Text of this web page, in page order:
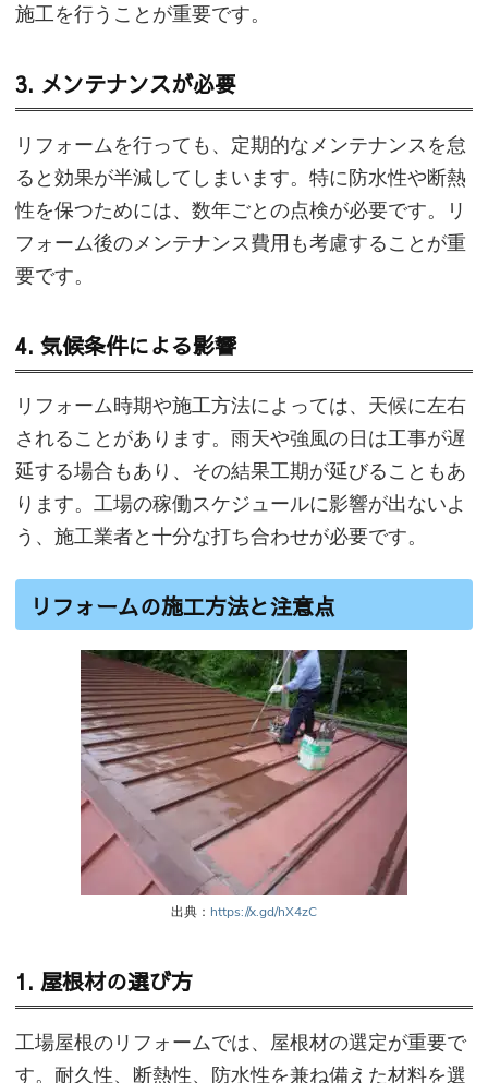
施工を行うことが重要です。
3. メンテナンスが必要
リフォームを行っても、定期的なメンテナンスを怠
ると効果が半減してしまいます。特に防水性や断熱
性を保つためには、数年ごとの点検が必要です。リ
フォーム後のメンテナンス費用も考慮することが重
要です。
4. 気候条件による影響
リフォーム時期や施工方法によっては、天候に左右
されることがあります。雨天や強風の日は工事が遅
延する場合もあり、その結果工期が延びることもあ
ります。工場の稼働スケジュールに影響が出ないよ
う、施工業者と十分な打ち合わせが必要です。
リフォームの施工方法と注意点
出典： https://x.gd/hX4zC
1. 屋根材の選び方
工場屋根のリフォームでは、屋根材の選定が重要で
す。耐久性、断熱性、防水性を兼ね備えた材料を選